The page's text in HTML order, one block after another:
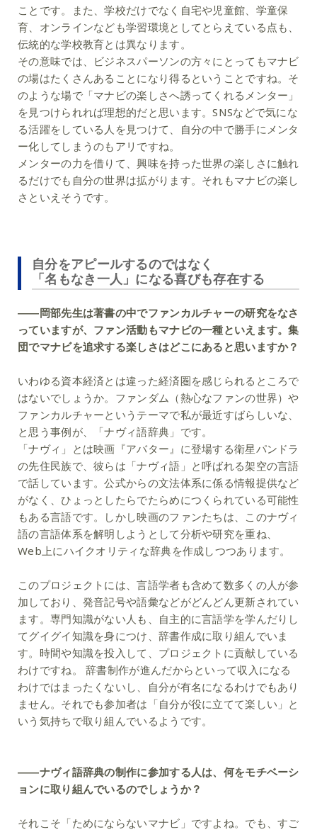
ことです。また、学校だけでなく自宅や児童館、学童保
育、オンラインなども学習環境としてとらえている点も、
伝統的な学校教育とは異なります。
その意味では、ビジネスパーソンの方々にとってもマナビ
の場はたくさんあることになり得るということですね。そ
のような場で「マナビの楽しさへ誘ってくれるメンター」
を見つけられれば理想的だと思います。SNSなどで気にな
る活躍をしている人を見つけて、自分の中で勝手にメンタ
ー化してしまうのもアリですね。
メンターの力を借りて、興味を持った世界の楽しさに触れ
るだけでも自分の世界は拡がります。それもマナビの楽し
さといえそうです。
自分をアピールするのではなく
「名もなき一人」になる喜びも存在する
――岡部先生は著書の中でファンカルチャーの研究をなさ
っていますが、ファン活動もマナビの一種といえます。集
団でマナビを追求する楽しさはどこにあると思いますか？
いわゆる資本経済とは違った経済圏を感じられるところで
はないでしょうか。ファンダム（熱心なファンの世界）や
ファンカルチャーというテーマで私が最近すばらしいな、
と思う事例が、「ナヴィ語辞典」です。
「ナヴィ」とは映画『アバター』に登場する衛星パンドラ
の先住民族で、彼らは「ナヴィ語」と呼ばれる架空の言語
で話しています。公式からの文法体系に係る情報提供など
がなく、ひょっとしたらでたらめにつくられている可能性
もある言語です。しかし映画のファンたちは、このナヴィ
語の言語体系を解明しようとして分析や研究を重ね、
Web上にハイクオリティな辞典を作成しつつあります。
このプロジェクトには、言語学者も含めて数多くの人が参
加しており、発音記号や語彙などがどんどん更新されてい
ます。専門知識がない人も、自主的に言語学を学んだりし
てグイグイ知識を身につけ、辞書作成に取り組んでいま
す。時間や知識を投入して、プロジェクトに貢献している
わけですね。 辞書制作が進んだからといって収入になる
わけではまったくないし、自分が有名になるわけでもあり
ません。それでも参加者は「自分が役に立てて楽しい」と
いう気持ちで取り組んでいるようです。
――ナヴィ語辞典の制作に参加する人は、何をモチベーシ
ョンに取り組んでいるのでしょうか？
それこそ「ためにならないマナビ」ですよね。でも、すご